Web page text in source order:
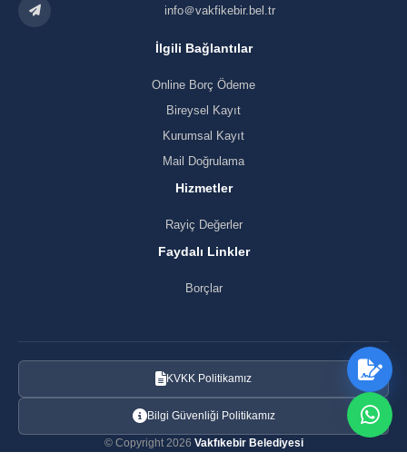
info＠vakfikebir.bel.tr
İlgili Bağlantılar
Online Borç Ödeme
Bireysel Kayıt
Kurumsal Kayıt
Mail Doğrulama
Hizmetler
Rayiç Değerler
Faydalı Linkler
Borçlar
KVKK Politikamız
Bilgi Güvenliği Politikamız
© Copyright 2026 Vakfıkebir Belediyesi